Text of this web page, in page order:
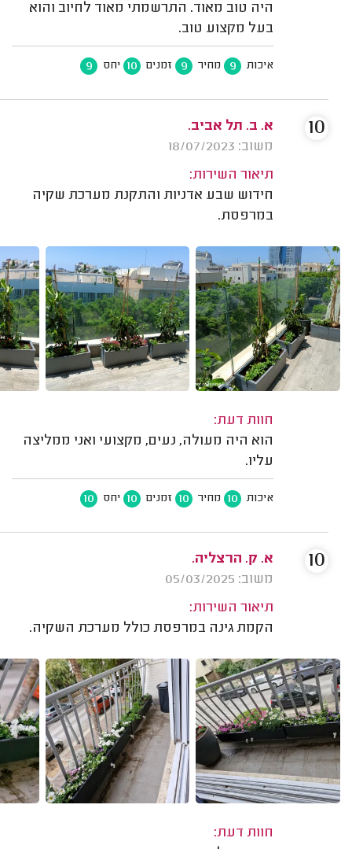
היה טוב מאוד. התרשמתי מאוד לחיוב והוא
בעל מקצוע טוב.
איכות 9 מחיר 9 זמנים 10 יחס 9
א. ב. תל אביב.
משוב: 18/07/2023
תיאור השירות:
חידוש שבע אדניות והתקנת מערכת שקיה
במרפסת.
חוות דעת:
הוא היה מעולה, נעים, מקצועי ואני ממליצה
עליו.
איכות 10 מחיר 10 זמנים 10 יחס 10
10
א. ק. הרצליה.
משוב: 05/03/2025
תיאור השירות:
הקמת גינה במרפסת כולל מערכת השקיה.
חוות דעת:
10